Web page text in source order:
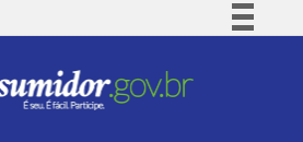
Comunica BR